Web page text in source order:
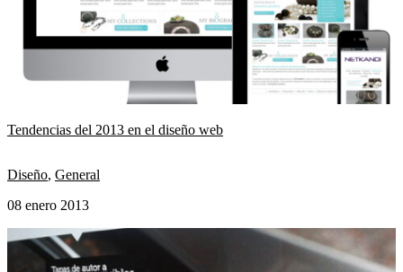
Tendencias del 2013 en el diseño web
Diseño, General
08 enero 2013